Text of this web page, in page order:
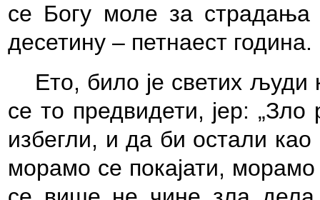
се Богу моле за страдања
десетину – петнаест година.
Ето, било је светих људи
се то предвидети, јер:
избегли, и да би остали
морамо се покајати,